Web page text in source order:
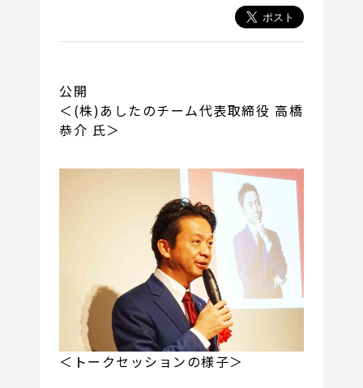
公開
＜(株)あしたのチーム代表取締役 高橋
恭介 氏＞
＜トークセッションの様子＞